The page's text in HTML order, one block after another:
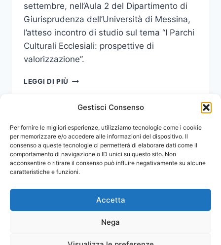
Gestisci Consenso
Per fornire le migliori esperienze, utilizziamo tecnologie come i cookie
per memorizzare e/o accedere alle informazioni del dispositivo. Il
consenso a queste tecnologie ci permetterà di elaborare dati come il
comportamento di navigazione o ID unici su questo sito. Non
acconsentire o ritirare il consenso può influire negativamente su alcune
caratteristiche e funzioni.
Accetta
Nega
settembre, nell’Aula 2 del Dipartimento di
Giurisprudenza dell’Università di Messina,
l’atteso incontro di studio sul tema “I Parchi
Culturali Ecclesiali: prospettive di
valorizzazione”.
LEGGI DI PIÙ CONCLUSI
PER
CONVEGNO
SUI
PARCHI
CULTURALI
ECCLESIALI
Navigazione
pagina
1 2
Pagina
successiva